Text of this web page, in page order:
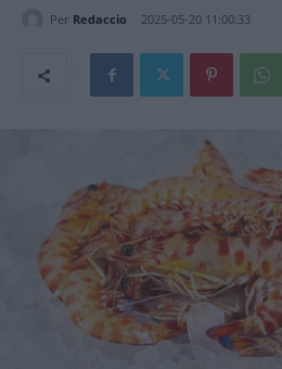
Per Redaccio 2025-05-20 11:00:33